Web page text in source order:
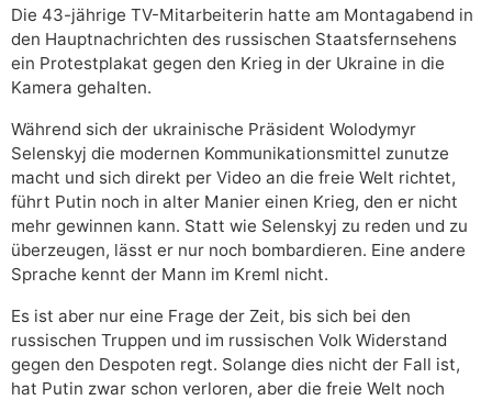
Die 43-jährige TV-Mitarbeiterin hatte am Montagabend in
den Hauptnachrichten des russischen Staatsfernsehens
ein Protestplakat gegen den Krieg in der Ukraine in die
Kamera gehalten.
Während sich der ukrainische Präsident Wolodymyr
Selenskyj die modernen Kommunikationsmittel zunutze
macht und sich direkt per Video an die freie Welt richtet,
führt Putin noch in alter Manier einen Krieg, den er nicht
mehr gewinnen kann. Statt wie Selenskyj zu reden und zu
überzeugen, lässt er nur noch bombardieren. Eine andere
Sprache kennt der Mann im Kreml nicht.
Es ist aber nur eine Frage der Zeit, bis sich bei den
russischen Truppen und im russischen Volk Widerstand
gegen den Despoten regt. Solange dies nicht der Fall ist,
hat Putin zwar schon verloren, aber die freie Welt noch